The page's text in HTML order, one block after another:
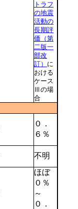
トラフ
の地震
活動の
長期評
価（第
二版一
部改
訂） に
おける
ケース
Ⅲの場
合
０．
６％
不明
ほぼ
０％
～
０．